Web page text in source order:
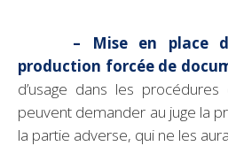
– Mise en place
production forcée de
d’usage dans les procédures
peuvent demander au juge la
la partie adverse, qui ne les